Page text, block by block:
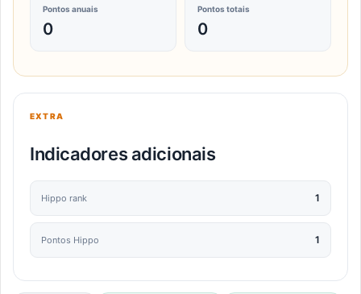
Pontos anuais
0
Pontos totais
0
EXTRA
Indicadores adicionais
Hippo rank 1
Pontos Hippo 1